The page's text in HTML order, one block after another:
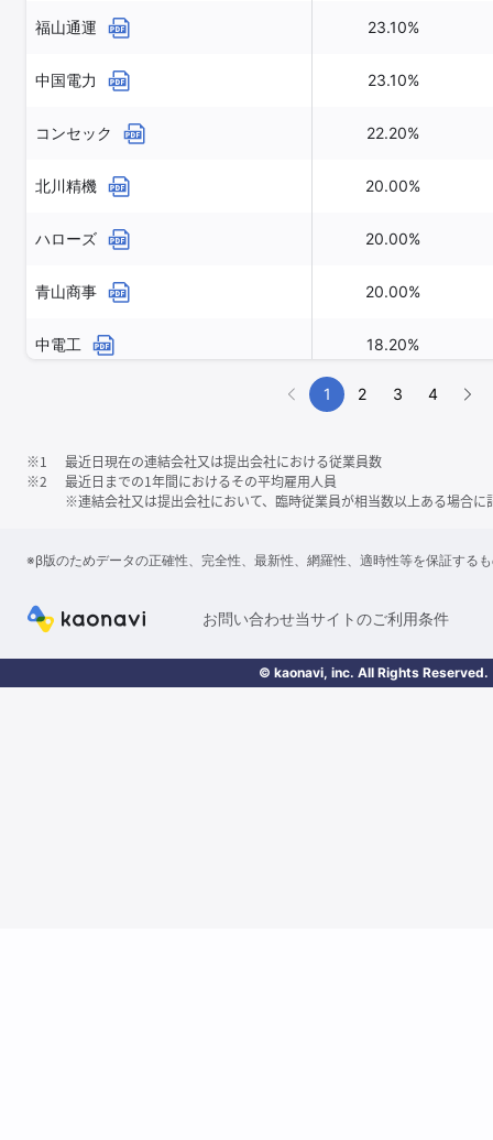
福山通運 23.10%
中国電力 23.10%
コンセック 22.20%
北川精機 20.00%
ハローズ 20.00%
青山商事 20.00%
中電工 18.20%
1 2 3 4
※1
最近日現在の連結会社又は提出会社における従業員数
※2
最近日までの1年間におけるその平均雇用人員
※連結会社又は提出会社において、臨時従業員が相当数以上ある場合に
※β版のためデータの正確性、完全性、最新性、網羅性、適時性等を保証する
お問い合わせ当サイトのご利用条件
© kaonavi, inc. All Rights Reserved.